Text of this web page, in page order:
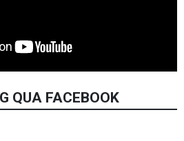
QUA FACEBOOK